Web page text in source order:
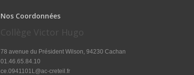
Nos Coordonnées
Collège Victor Hugo
78 avenue du Président Wilson, 94230 Cachan
01.46.65.84.10
ce.0941101L@ac-creteil.fr